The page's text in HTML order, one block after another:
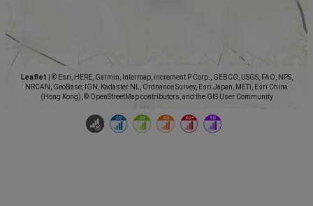
Leaflet
© Esri, HERE, Garmin, Intermap, increment P Corp., GEBCO, USGS, FAO, NPS,
NRCAN, GeoBase, IGN, Kadaster NL, Ordnance Survey, Esri Japan, METI, Esri China
(Hong Kong), © OpenStreetMap contributors, and the GIS User Community